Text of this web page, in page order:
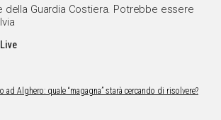
della Guardia Costiera. Potrebbe essere